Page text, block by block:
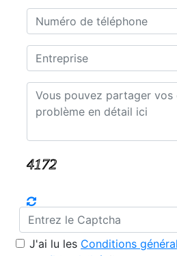
J'ai lu les Conditions